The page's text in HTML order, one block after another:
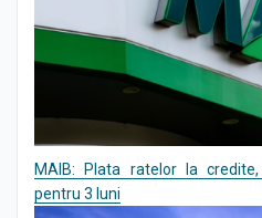
MAIB: Plata ratelor la
pentru 3 luni